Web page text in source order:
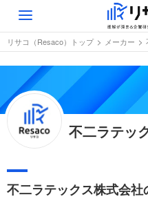
Toggle
navigation
リサコ（Resaco）トップ メーカー
不二ラテッ
不二ラテックス株式会社